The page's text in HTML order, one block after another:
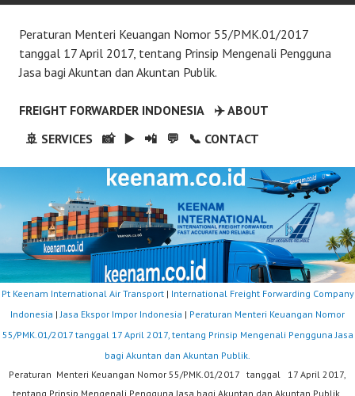
Peraturan Menteri Keuangan Nomor 55/PMK.01/2017
tanggal 17 April 2017, tentang Prinsip Mengenali Pengguna
Jasa bagi Akuntan dan Akuntan Publik.
FREIGHT FORWARDER INDONESIA
✈️ ABOUT
🚢 SERVICES
📸 ▶️ 📲 💬 📞 CONTACT
Pt Keenam International Air Transport| International Freight Forwarding Company
Indonesia | Jasa Ekspor Impor Indonesia | Peraturan Menteri Keuangan Nomor
55/PMK.01/2017 tanggal 17 April 2017, tentang Prinsip Mengenali Pengguna Jasa
bagi Akuntan dan Akuntan Publik.
Peraturan Menteri Keuangan Nomor 55/PMK.01/2017 tanggal 17 April 2017,
tentang Prinsip Mengenali Pengguna Jasa bagi Akuntan dan Akuntan Publik.